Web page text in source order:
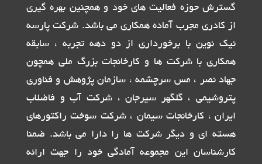
گسترش حوزه فعالیت های خود و همچنین بهره گیری
از کادری مجرب آماده همکاری می باشد. شرکت پارسه
نیک نوین با برخورداری از دو دهه تجربه ، سابقه
همکاری با شرکت ها و کارخانجات بزرگ ملی همچون
جهاد نصر ، مس سرچشمه ، سازمان پژوهش و فناوری
پتروشیمی ، گلگهر سیرجان ، شرکت آب و فاضلاب
ایران ، کارخانجات سیمان ، شرکت سوخت راکتورهای
هسته ای و دیگر شرکت ها را دارا می باشد. ضمنا
کارشناسان این مجموعه آمادگی خود را جهت ارائه